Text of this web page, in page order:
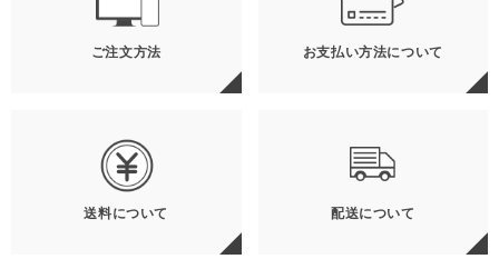
ご注文方法 お支払い方法について
送料について 配送について